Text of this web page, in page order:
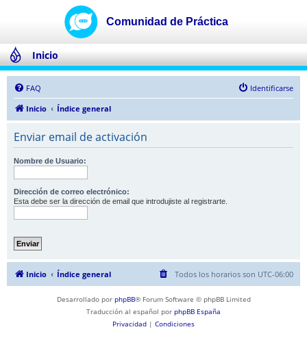
Inicio
FAQ
Identificarse
Inicio
Índice general
Enviar email de activación
Nombre de Usuario:
Dirección de correo electrónico:
Esta debe ser la dirección de email que introdujiste al registrarte.
Inicio Índice general Todos los horarios son UTC-06:00
Desarrollado por phpBB® Forum Software © phpBB Limited
Traducción al español por phpBB España
Privacidad | Condiciones